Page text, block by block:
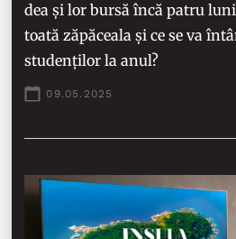
dea și lor bursă încă patru
toată zăpăceala și ce se va
studenților la anul?
09.05.2025